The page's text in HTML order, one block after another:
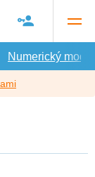
Numerický model